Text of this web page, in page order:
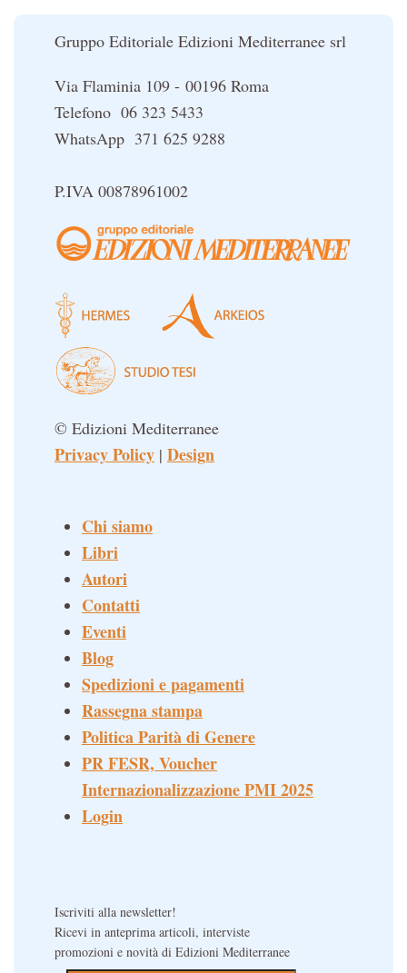
Gruppo Editoriale Edizioni Mediterranee srl
Via Flaminia 109 - 00196 Roma
Telefono 06 323 5433
WhatsApp 371 625 9288
P.IVA 00878961002
© Edizioni Mediterranee
Privacy Policy | Design
Chi siamo
Libri
Autori
Contatti
Eventi
Blog
Spedizioni e pagamenti
Rassegna stampa
Politica Parità di Genere
PR FESR, Voucher
Internazionalizzazione PMI 2025
Login
Iscriviti alla newsletter!
Ricevi in anteprima articoli, interviste
promozioni e novità di Edizioni Mediterranee